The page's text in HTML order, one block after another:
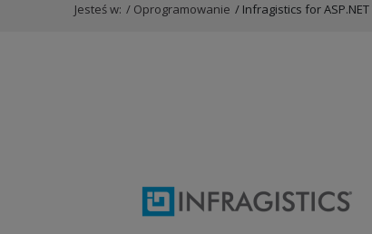
Jesteś w: / Oprogramowanie / Infragistics for